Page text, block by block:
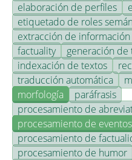
elaboración de perfiles
etiquetado de roles
extracción de información
factuality
generación de
indexación de textos
traducción automática
morfología
paráfrasis
procesamiento de
procesamiento de eventos
procesamiento de
procesamiento de humor